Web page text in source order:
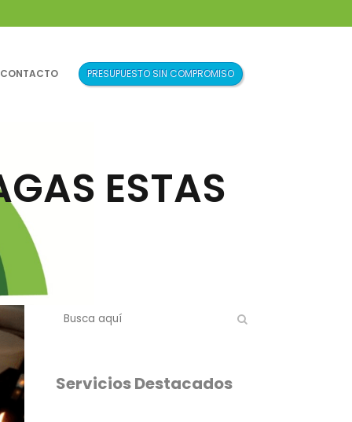
CONTACTO
ESTAS
Servicios Destacados